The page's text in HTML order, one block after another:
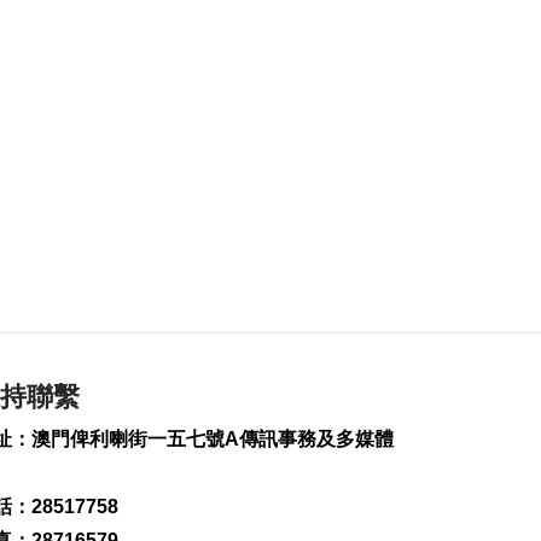
268
0
聯繫
：澳門俾利喇街一五七號A傳訊事務及多媒體
：28517758